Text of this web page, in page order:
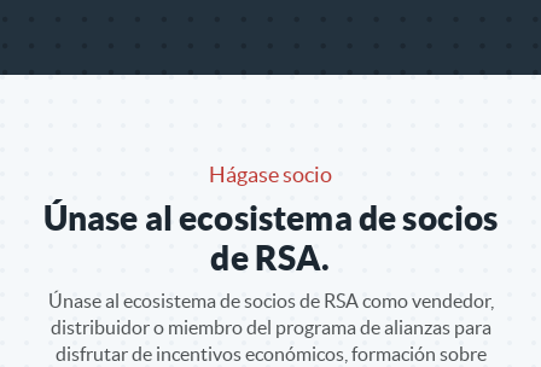
Hágase socio
Únase al ecosistema de socios
de RSA.
Únase al ecosistema de socios de RSA como vendedor,
distribuidor o miembro del programa de alianzas para
disfrutar de incentivos económicos, formación sobre